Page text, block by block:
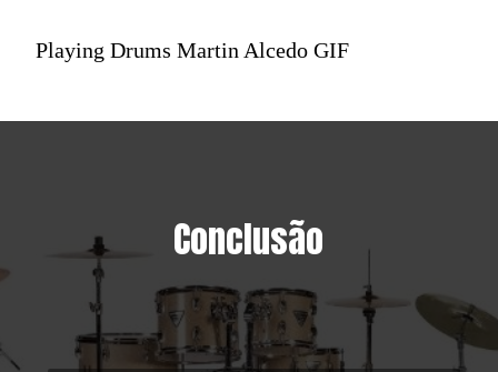
Playing Drums Martin Alcedo GIF
Conclusão